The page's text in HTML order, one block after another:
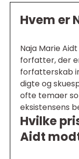
Hvem er
Naja Marie
forfatter, der
forfatterskab
digte og
ofte temaer
eksistensens
Hvilke
Aidt